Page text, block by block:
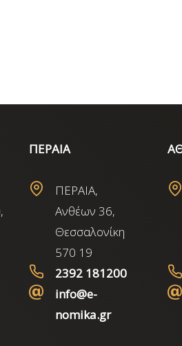
ΠΕΡΑΙΑ
ΠΕΡΑΙΑ,
Ανθέων 36,
Θεσσαλονίκη
570 19
2392 181200
info@e-
nomika.gr